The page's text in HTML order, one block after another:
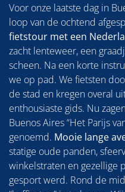
Voor onze laatste dag in
loop van de ochtend
fietstour met een
zacht lenteweer, een
scheen. Na een korte
we op pad. We fietsten
de stad en kregen overal
enthousiaste gids. Nu
Buenos Aires “Het Parijs
genoemd. Mooie lange
statige oude panden,
winkelstraten en gezellige
gesport werd. Rond de